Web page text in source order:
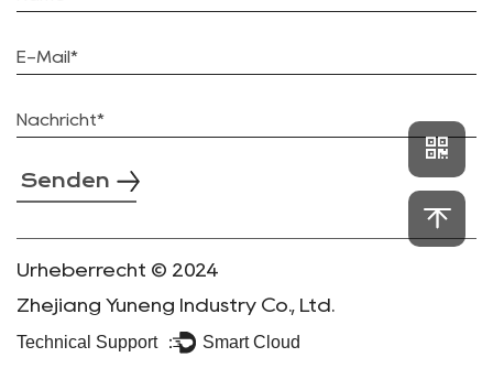
Senden
Urheberrecht © 2024
Zhejiang Yuneng Industry Co., Ltd.
Technical Support ： Smart Cloud